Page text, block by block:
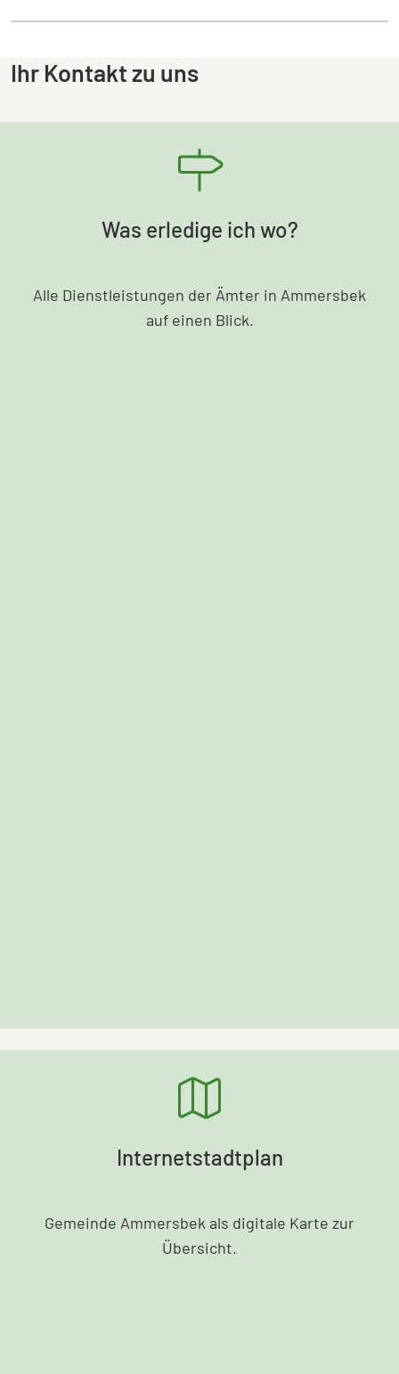
Ihr Kontakt zu uns
Was erledige ich wo?
Alle Dienstleistungen der Ämter in Ammersbek
auf einen Blick.
Internetstadtplan
Gemeinde Ammersbek als digitale Karte zur
Übersicht.